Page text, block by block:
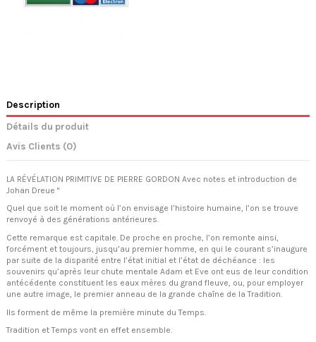
Description
Détails du produit
Avis Clients (0)
LA RÉVÉLATION PRIMITIVE DE PIERRE GORDON Avec notes et introduction de
Johan Dreue "
Quel que soit le moment où l’on envisage l’histoire humaine, l’on se trouve
renvoyé à des générations antérieures.
Cette remarque est capitale. De proche en proche, l’on remonte ainsi,
forcément et toujours, jusqu’au premier homme, en qui le courant s’inaugure
par suite de la disparité entre l’état initial et l’état de déchéance : les
souvenirs qu’après leur chute mentale Adam et Eve ont eus de leur condition
antécédente constituent les eaux mères du grand fleuve, ou, pour employer
une autre image, le premier anneau de la grande chaîne de la Tradition.
Ils forment de même la première minute du Temps.
Tradition et Temps vont en effet ensemble.